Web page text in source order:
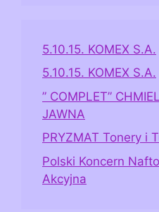
5.10.15. KOMEX S.A.
5.10.15. KOMEX S.A.
” COMPLET”
JAWNA
PRYZMAT Tonery i
Polski Koncern
Akcyjna